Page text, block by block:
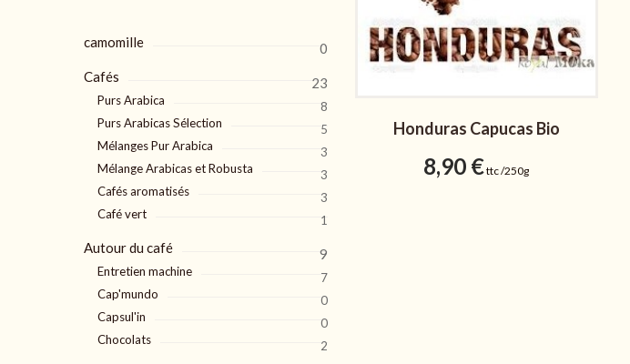
camomille
0
Cafés
23
Purs Arabica
8
Purs Arabicas Sélection
5
Mélanges Pur Arabica
3
Mélange Arabicas et Robusta
3
Cafés aromatisés
3
Café vert
1
Autour du café 9
Entretien machine
7
Cap'mundo
0
Capsul'in
0
Chocolats
2
Honduras Capucas Bio
8,90 €ttc /250g